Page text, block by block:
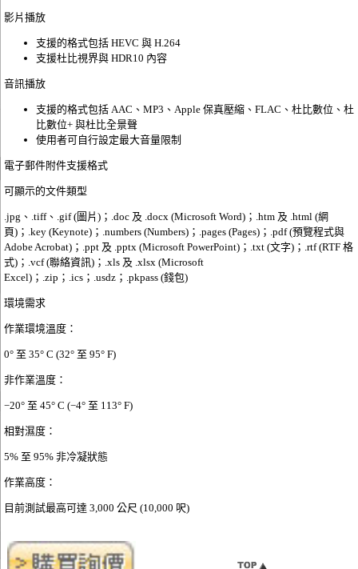
影片播放
支援的格式包括 HEVC 與 H.264
支援杜比視界與 HDR10 內容
音訊播放
支援的格式包括 AAC、MP3、Apple 保真壓縮、FLAC、杜比數位、杜
比數位+ 與杜比全景聲
使用者可自行設定最大音量限制
電子郵件附件支援格式
可顯示的文件類型
.jpg、.tiff、.gif (圖片)；.doc 及 .docx (Microsoft Word)；.htm 及 .html (網
頁)；.key (Keynote)；.numbers (Numbers)；.pages (Pages)；.pdf (預覽程式與
Adobe Acrobat)；.ppt 及 .pptx (Microsoft PowerPoint)；.txt (文字)；.rtf (RTF 格
式)；.vcf (聯絡資訊)；.xls 及 .xlsx (Microsoft
Excel)；.zip；.ics；.usdz；.pkpass (錢包)
環境需求
作業環境溫度：
0° 至 35° C (32° 至 95° F)
非作業溫度：
−20° 至 45° C (−4° 至 113° F)
相對濕度：
5% 至 95% 非冷凝狀態
作業高度：
目前測試最高可達 3,000 公尺 (10,000 呎)